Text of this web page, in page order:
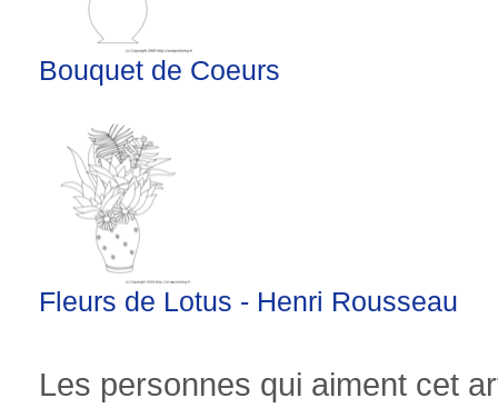
Bouquet de Coeurs
Fleurs de Lotus - Henri Rousseau
Les personnes qui aiment cet